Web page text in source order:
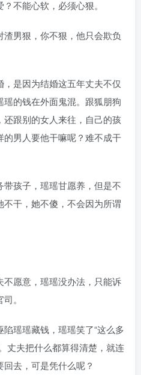
不能心软，必须心狠。
男狠，你不狠，他只会欺负
是因为结婚这五年丈夫不仅
的钱在外面鬼混。跟狐朋狗
跟别的女人来往，自己的孩
男人要他干嘛呢？难不成干
孩子，瑶瑶甘愿养，但是不
干，她不傻，不会因为所谓
愿意，瑶瑶没办法，只能诉
。
瑶瑶藏钱，瑶瑶笑了“这么多
丈夫把什么都算得清楚，就连
去，可是凭什么呢？